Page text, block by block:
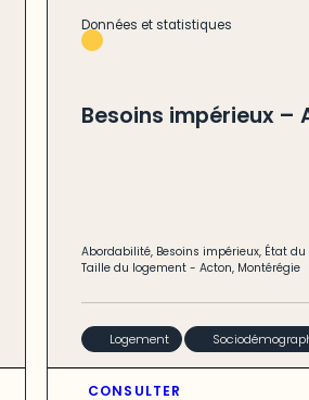
Données et statistiques
Besoins impérieux –
Abordabilité, Besoins impérieux, État
Taille du logement- Acton, Montérégie
Logement
CONSULTER